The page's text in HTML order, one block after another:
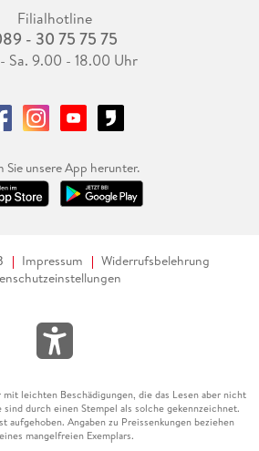
Filialhotline
- 30 75 75 75
Sa. 9.00 - 18.00 Uhr
Sie unsere App herunter.
Impressum
Widerrufsbelehrung
leichten Beschädigungen, die das Lesen aber nicht
durch einen Stempel als solche gekennzeichnet.
aufgehoben. Angaben zu Preissenkungen beziehen
mangelfreien Exemplars.